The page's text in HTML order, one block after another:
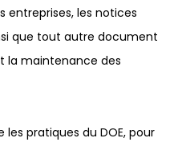
entreprises, les notices
que tout autre document
la maintenance des
les pratiques du DOE, pour